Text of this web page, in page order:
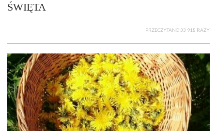
ŚWIĘTA
PRZECZYTANO 33 918 RAZY